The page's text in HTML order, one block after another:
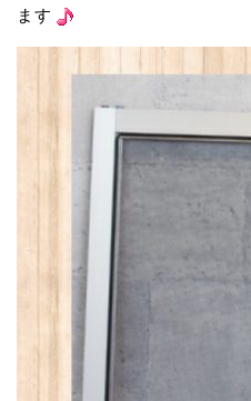
ます